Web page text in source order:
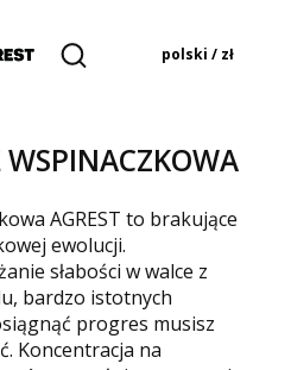
Otwórz wyszukiwarkę
Produkty w
polski / zł
AGREST to brakujące
ewolucji.
słabości w walce z
bardzo istotnych
progres musisz
Koncentracja na